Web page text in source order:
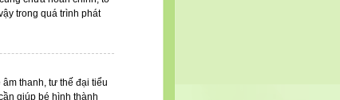
trong quá trình phát
thanh, tư thế đại tiểu
giúp bé hình thành